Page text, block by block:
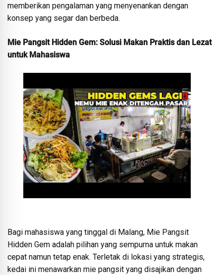
memberikan pengalaman yang menyenankan dengan
konsep yang segar dan berbeda.
Mie Pangsit Hidden Gem: Solusi Makan Praktis dan Lezat
untuk Mahasiswa
Bagi mahasiswa yang tinggal di Malang, Mie Pangsit
Hidden Gem adalah pilihan yang sempurna untuk makan
cepat namun tetap enak. Terletak di lokasi yang strategis,
kedai ini menawarkan mie pangsit yang disajikan dengan